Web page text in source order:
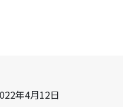
年4月12日